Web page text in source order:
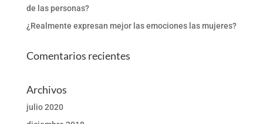
de las personas?
¿Realmente expresan mejor las emociones las mujeres?
Comentarios recientes
Archivos
julio 2020